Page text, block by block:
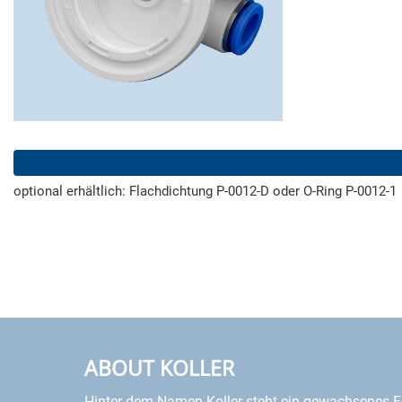
optional erhältlich: Flachdichtung P-0012-D oder O-Ring P-0012-1
ABOUT KOLLER